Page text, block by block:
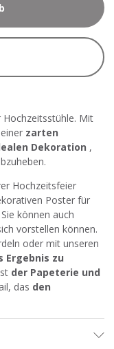
Hochzeitsstühle. Mit
zarten
Dekoration ,
Hochzeitsfeier
Poster für
können auch
vorstellen können.
oder mit unseren
Ergebnis zu
der Papeterie und
das den